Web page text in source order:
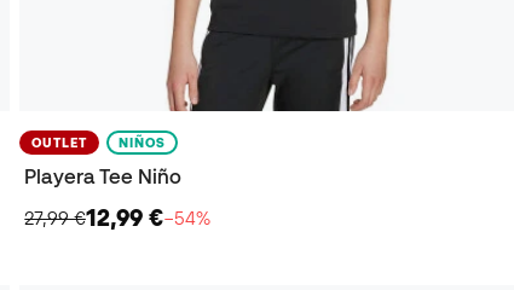
OUTLET NIÑOS
Playera Tee Niño
27,99 €12,99 €−54%